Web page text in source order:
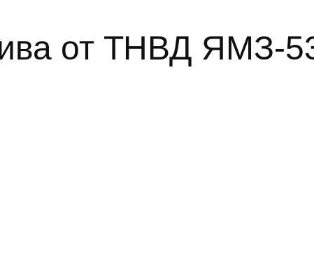
от ТНВД ЯМЗ-